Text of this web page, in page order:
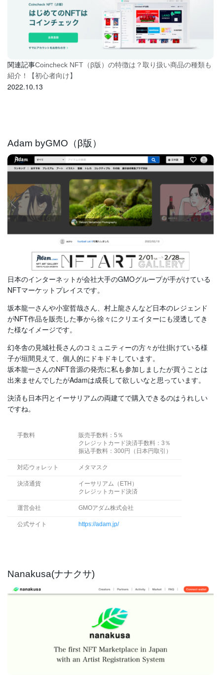
関連記事Coincheck NFT（β版）の特徴は？取り扱い商品の種類も
紹介！【初心者向け】
2022.10.13
Adam byGMO（β版）
日本のインターネットが会社大手のGMOグループが手がけている
NFTマーケットプレイスです。
坂本龍一さんや小室哲哉さん、村上龍さんなど日本のレジェンド
がNFT作品を販売した事から徐々にクリエイターにも浸透してき
た様なイメージです。
幻冬舎の見城社長さんのコミュニティーの方々が仕掛けている様
子が垣間見えて、個人的にドキドキしています。
坂本龍一さんのNFT音源の発売に私も参加しましたが買うことは
出来ませんでしたがAdamは成長して欲しいなと思っています。
決済も日本円とイーサリアムの両建てで購入できるのはうれしい
ですね。
手数料
販売手数料：5％
クレジットカード決済手数料：3％
振込手数料：300円（日本円取引）
対応ウォレット メタマスク
決済通貨
イーサリアム（ETH）
クレジットカード決済
運営会社 GMOアダム株式会社
公式サイト https://adam.jp/
Nanakusa(ナナクサ)